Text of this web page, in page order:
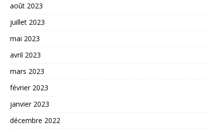
août 2023
juillet 2023
mai 2023
avril 2023
mars 2023
février 2023
janvier 2023
décembre 2022